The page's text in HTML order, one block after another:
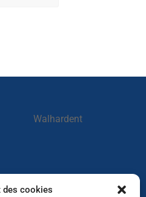
des cookies
Walhardent
days ago